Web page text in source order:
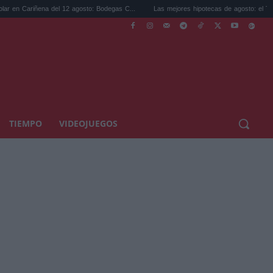
del 12 agosto: Bodegas C... Las mejores hipotecas de agosto: el TAE más
TIEMPO VIDEOJUEGOS